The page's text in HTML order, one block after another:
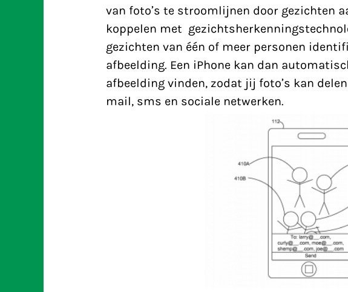
van foto’s te stroomlijnen door gezichten
koppelen met
gezichten van één of meer personen
afbeelding. Een iPhone kan dan
afbeelding vinden, zodat jij foto’s kan
mail, sms en sociale netwerken.